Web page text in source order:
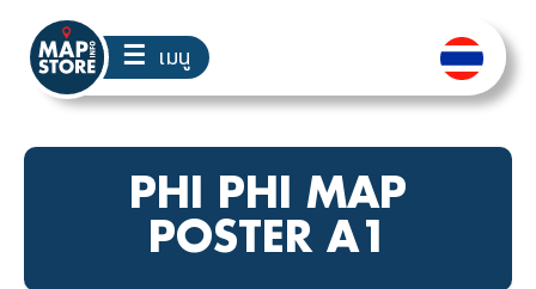
☰ เมนู
PHI PHI MAP
POSTER A1